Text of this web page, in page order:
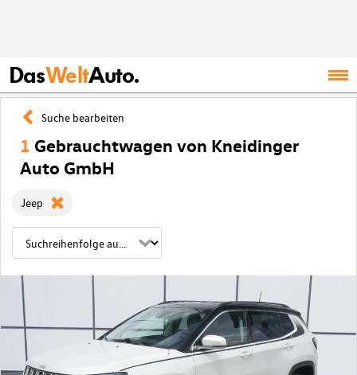
DasWeltAuto.
Suche bearbeiten
1 Gebrauchtwagen von Kneidinger
Auto GmbH
Jeep